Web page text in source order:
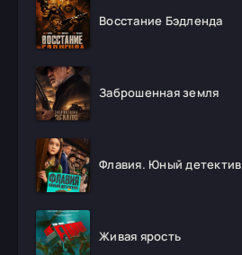
Восстание Бэдленда
Заброшенная земля
Флавия. Юный детектив
Живая ярость